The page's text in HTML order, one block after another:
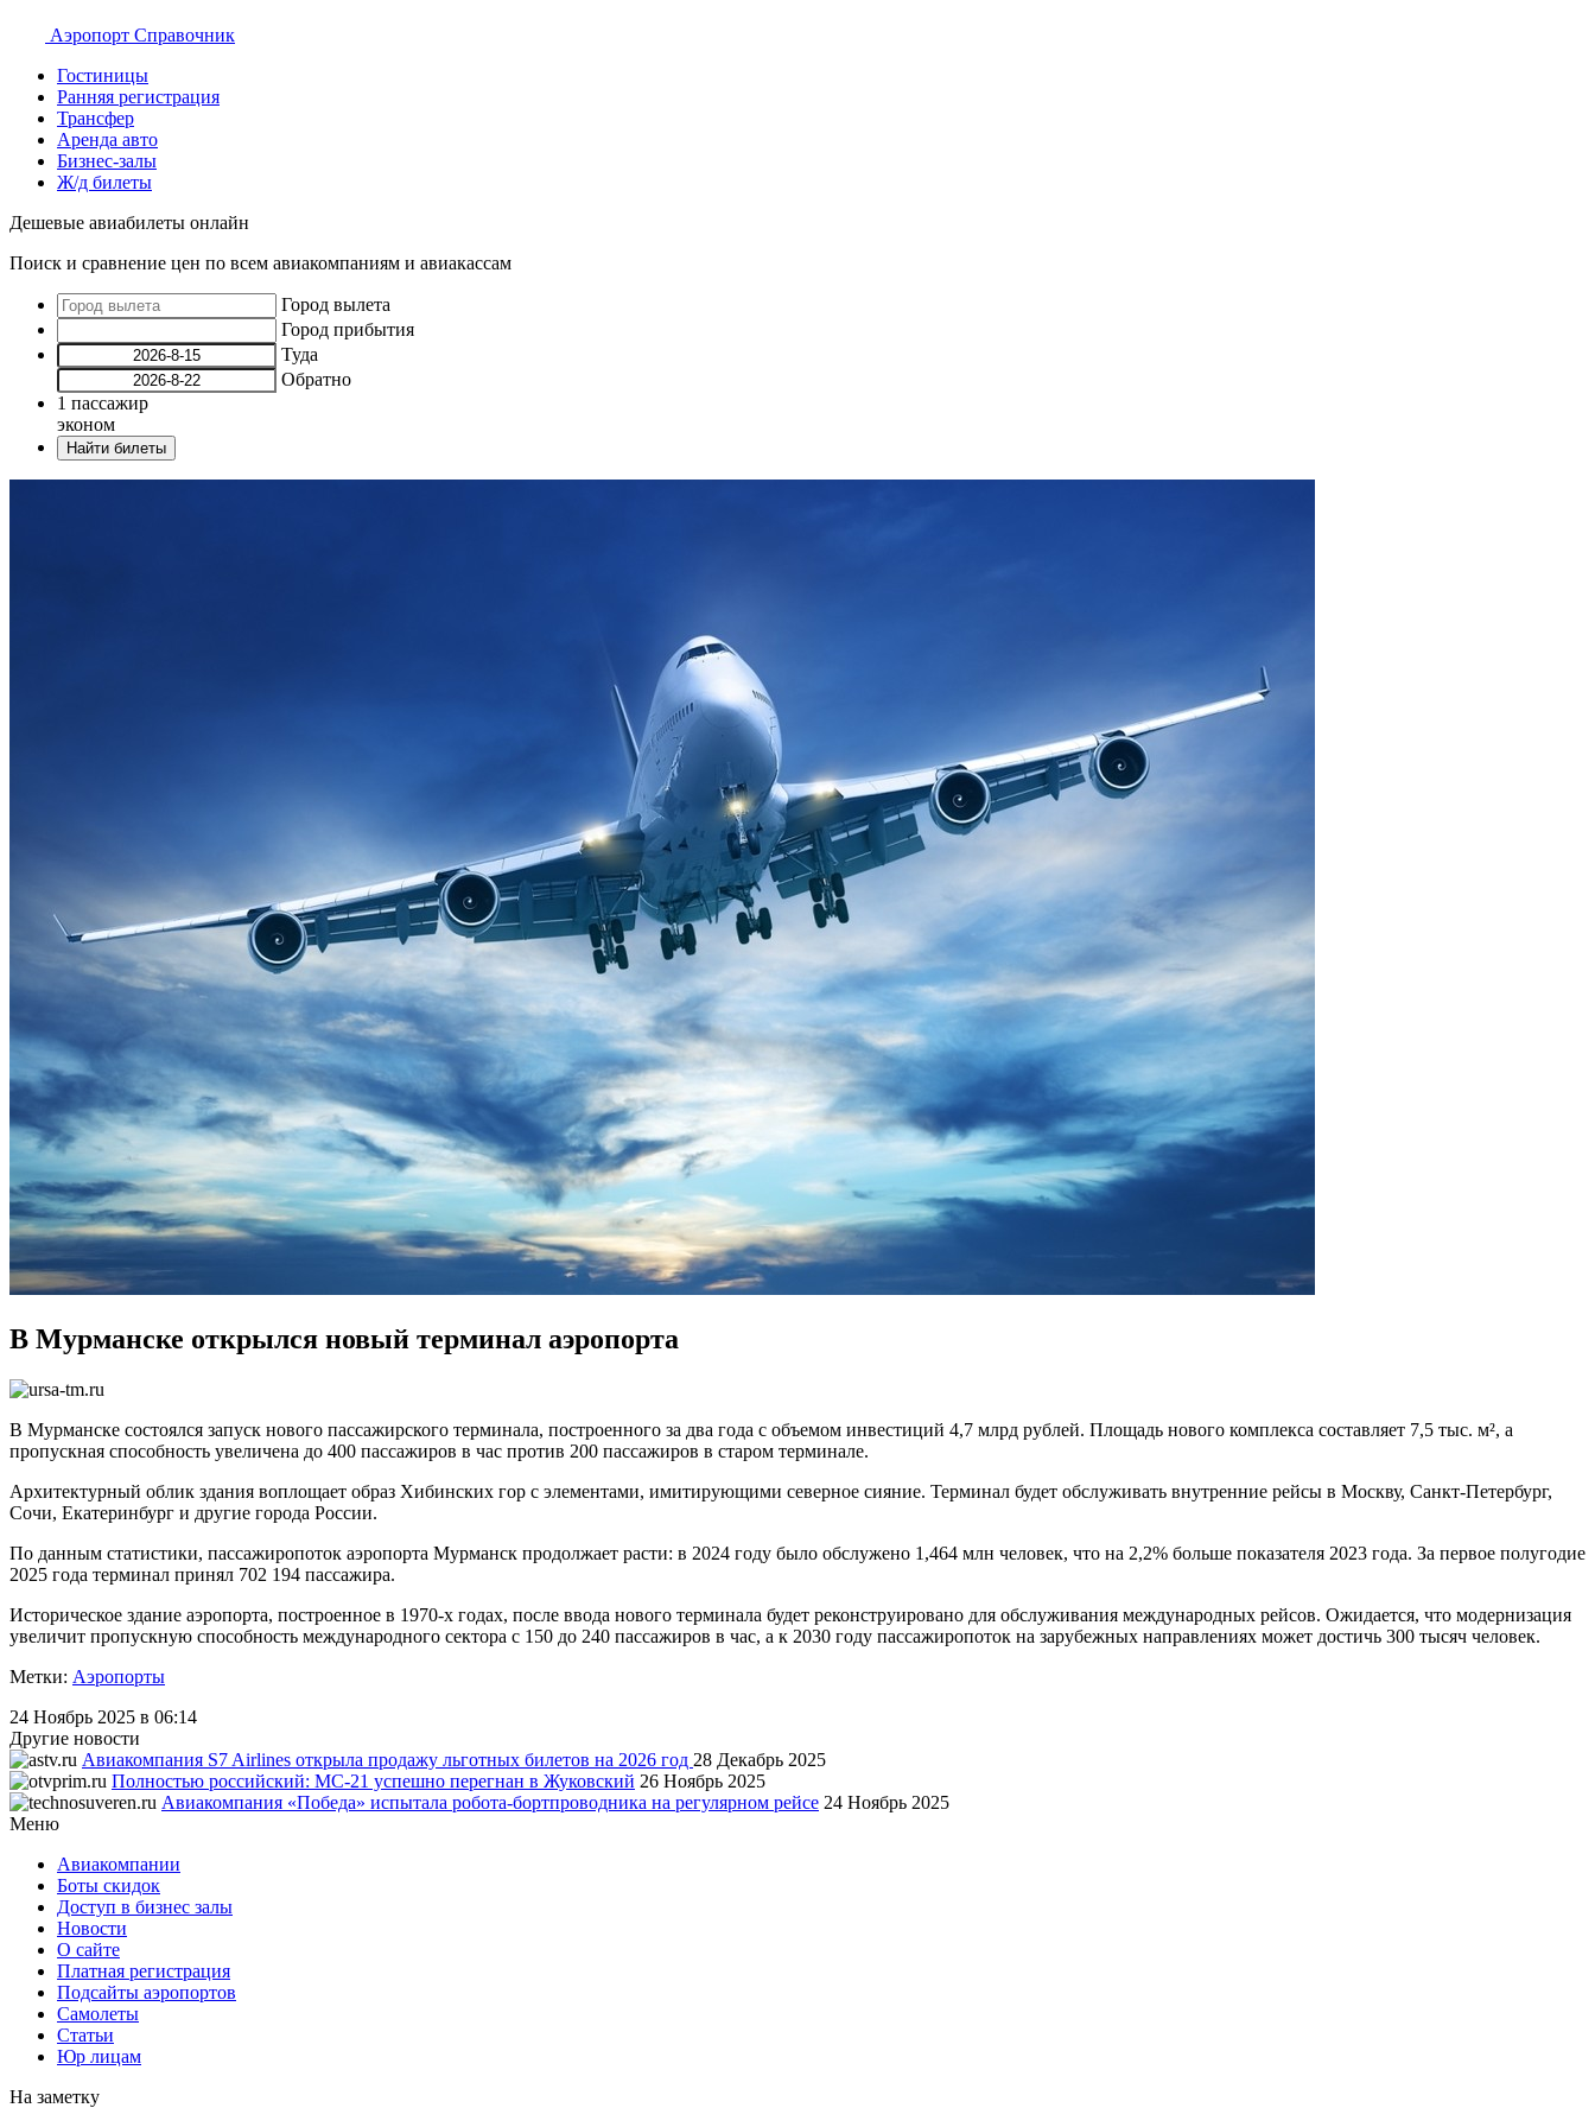
Аэропорт Справочник
Гостиницы
Ранняя регистрация
Трансфер
Аренда авто
Бизнес-залы
Ж/д билеты
Дешевые авиабилеты онлайн
Поиск и сравнение цен по всем авиакомпаниям и авиакассам
Город вылета
Город прибытия
Туда
Обратно
1 пассажир
эконом
Найти билеты
В Мурманске открылся новый терминал аэропорта
В Мурманске состоялся запуск нового пассажирского терминала, построенного за два года с объемом инвестиций 4,7 млрд рублей. Площадь нового комплекса составляет 7,5 тыс. м², а
пропускная способность увеличена до 400 пассажиров в час против 200 пассажиров в старом терминале.
Архитектурный облик здания воплощает образ Хибинских гор с элементами, имитирующими северное сияние. Терминал будет обслуживать внутренние рейсы в Москву, Санкт-Петербург,
Сочи, Екатеринбург и другие города России.
По данным статистики, пассажиропоток аэропорта Мурманск продолжает расти: в 2024 году было обслужено 1,464 млн человек, что на 2,2% больше показателя 2023 года. За первое полугодие
2025 года терминал принял 702 194 пассажира.
Историческое здание аэропорта, построенное в 1970-х годах, после ввода нового терминала будет реконструировано для обслуживания международных рейсов. Ожидается, что модернизация
увеличит пропускную способность международного сектора с 150 до 240 пассажиров в час, а к 2030 году пассажиропоток на зарубежных направлениях может достичь 300 тысяч человек.
Метки: Аэропорты
24 Ноябрь 2025 в 06:14
Другие новости
Авиакомпания S7 Airlines открыла продажу льготных билетов на 2026 год 28 Декабрь 2025
Полностью российский: МС-21 успешно перегнан в Жуковский 26 Ноябрь 2025
Авиакомпания «Победа» испытала робота-бортпроводника на регулярном рейсе 24 Ноябрь 2025
Меню
Авиакомпании
Боты скидок
Доступ в бизнес залы
Новости
О сайте
Платная регистрация
Подсайты аэропортов
Самолеты
Статьи
Юр лицам
На заметку